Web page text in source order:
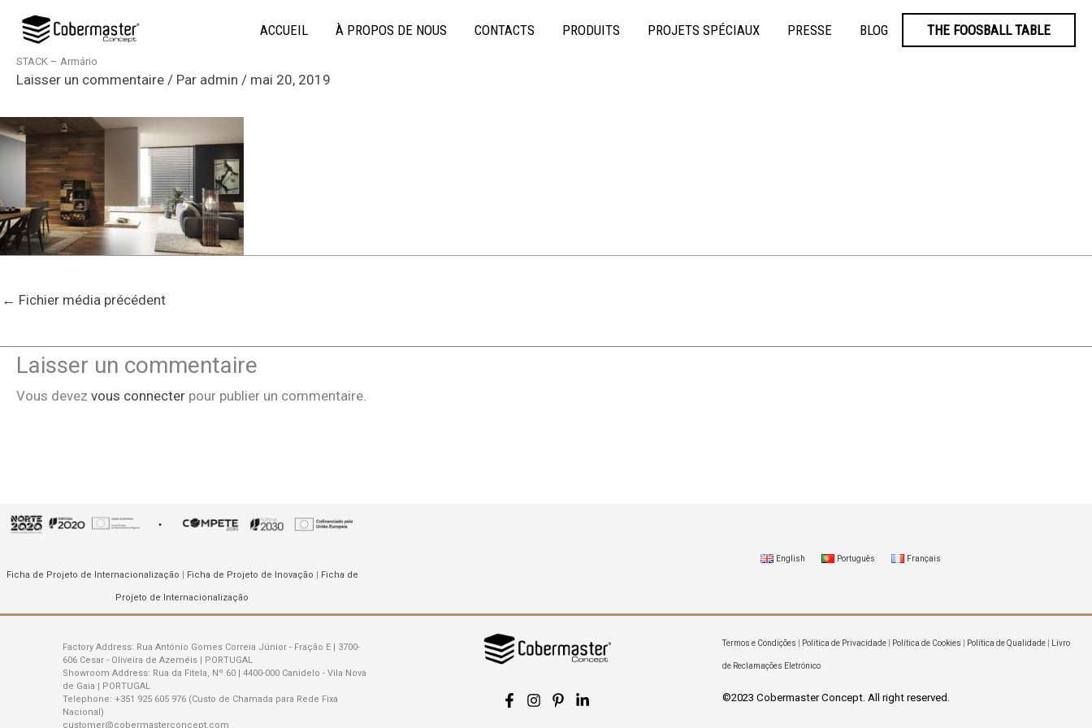
contenu
ACCUEIL À PROPOS DE NOUS CONTACTS PRODUITS PROJETS SPÉCIAUX PRESSE BLOG THE FOOSBALL TABLE
STACK – Armário
Laisser un commentaire / Par admin / mai 20, 2019
← Fichier média précédent
Laisser un commentaire
Vous devez vous connecter pour publier un commentaire.
Ficha de Projeto de Internacionalização | Ficha de Projeto de Inovação | Ficha de
Projeto de Internacionalização
English Português Français
Factory Address: Rua António Gomes Correia Júnior - Fração E | 3700-
606 Cesar - Oliveira de Azeméis | PORTUGAL
Showroom Address: Rua da Fitela, Nº 60 | 4400-000 Canidelo - Vila Nova
de Gaia | PORTUGAL
Telephone: +351 925 605 976 (Custo de Chamada para Rede Fixa
Nacional)
customer@cobermasterconcept.com
Termos e Condições Política de Privacidade Política de Cookies Política de Qualidade Livro
de Reclamações Eletrónico
©2023 Cobermaster Concept. All right reserved.